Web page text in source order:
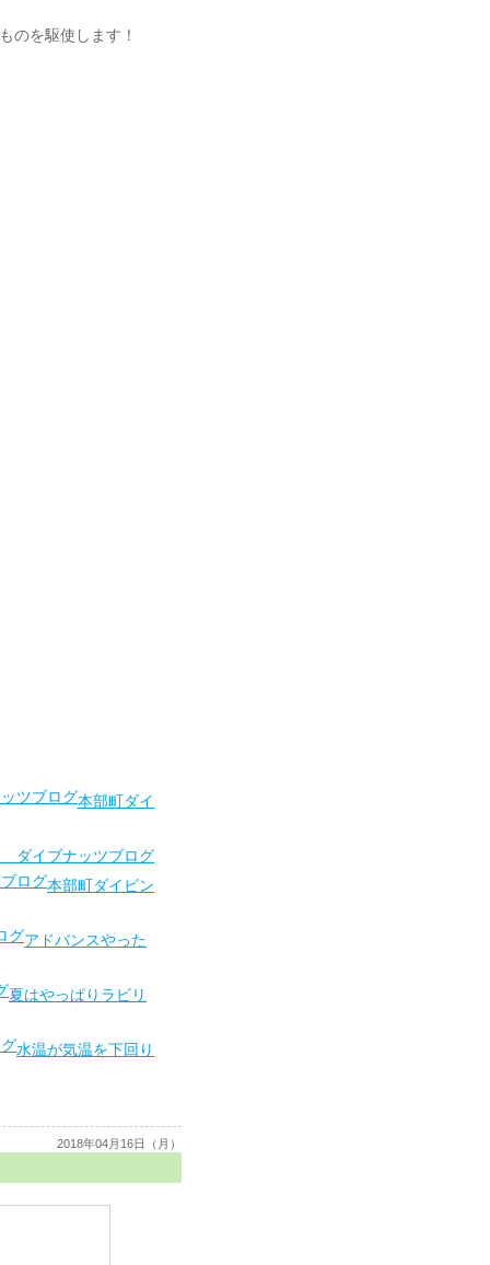
のを駆使します！
本部町ダイ
イブナッツブログ
本部町ダイビン
アドバンスやった
夏はやっぱりラビリ
水温が気温を下回り
2018年04月16日（月）